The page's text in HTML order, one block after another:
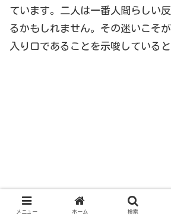
ています。二人は一番人間らしい
るかもしれません。その迷いこそ
入り口であることを示唆している
メニュー ホーム 検索